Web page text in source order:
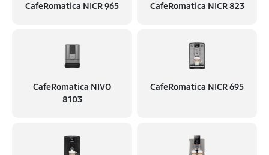
CafeRomatica NICR 965 CafeRomatica NICR 823
CafeRomatica NIVO
8103
CafeRomatica NICR 695